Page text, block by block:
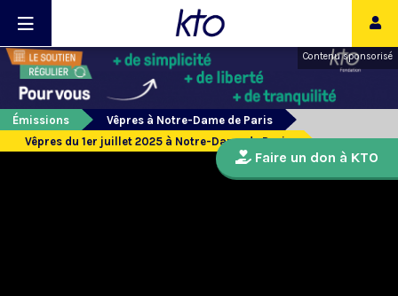
Contenu sponsorisé
Émissions
Vêpres à Notre-Dame de Paris
Vêpres du 1er juillet 2025 à Notre-Dame de Paris
Faire un don à KTO